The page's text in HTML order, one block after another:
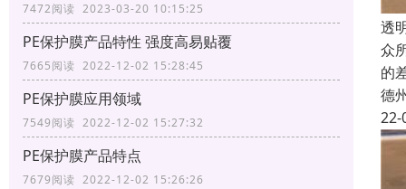
7472阅读 2023-03-20 10:15:25
PE保护膜产品特性 强度高易贴覆
7665阅读 2022-12-02 15:28:45
PE保护膜应用领域
7549阅读 2022-12-02 15:27:32
PE保护膜产品特点
7679阅读 2022-12-02 15:26:26
透
众
的
德
22-